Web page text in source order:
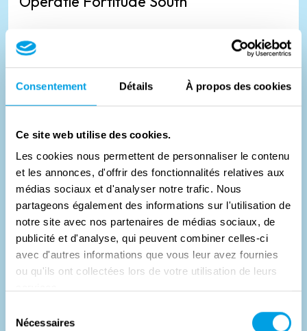
Consentement Détails À propos des cookies
Ce site web utilise des cookies.
Les cookies nous permettent de personnaliser le contenu
et les annonces, d'offrir des fonctionnalités relatives aux
médias sociaux et d'analyser notre trafic. Nous
partageons également des informations sur l'utilisation de
notre site avec nos partenaires de médias sociaux, de
publicité et d'analyse, qui peuvent combiner celles-ci
avec d'autres informations que vous leur avez fournies
ou qu'ils ont collectées lors de votre utilisation de leurs
Nécessaires
Toen D-Day naderde, werd Kent het decor van een van
de grootste misleidingplannen uit de oorlog, Operatie